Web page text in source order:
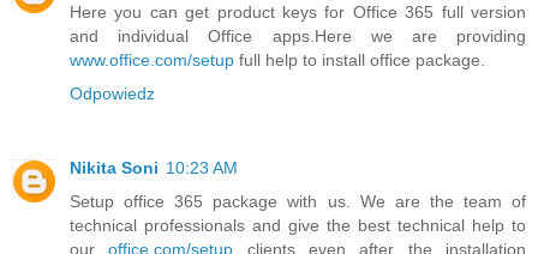
Here you can get product keys for Office 365 full version
and individual Office apps.Here we are providing
www.office.com/setup full help to install office package.
Odpowiedz
Nikita Soni 10:23 AM
Setup office 365 package with us. We are the team of
technical professionals and give the best technical help to
ouroffice.com/setup clients even after the installation